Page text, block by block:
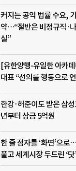
커지는 공익 법률 수요,
약…“절반은 비정규직·
실”
[유한양행-유일한 아카
대표 “선의를 행동으로
한강·허준이도 받은 삼
년부터 상금 5억원
한 줄 점자를 ‘화면’으로
풀고 세계시장 두드린 ‘닷’